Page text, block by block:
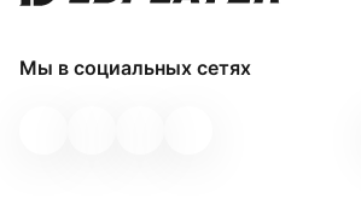
Мы в социальных сетях